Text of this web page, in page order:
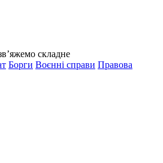
складне
Борги Воєнні справи Правова